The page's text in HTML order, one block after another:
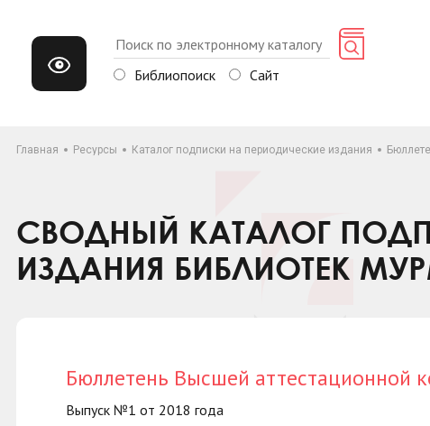
Библиопоиск Сайт
Главная Ресурсы Каталог подписки на периодические издания
СВОДНЫЙ КАТАЛОГ
ИЗДАНИЯ БИБЛИОТЕК
Бюллетень Высшей аттестационной
Выпуск №1 от 2018 года